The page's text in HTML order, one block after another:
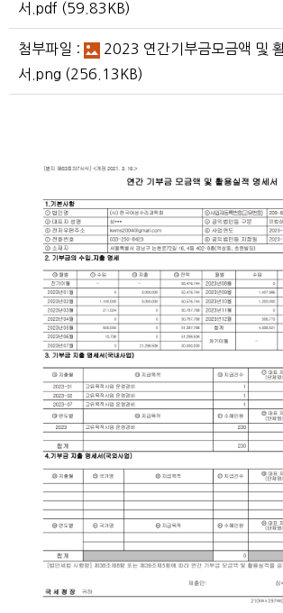
서.pdf (59.83KB)
첨부파일 :
2023 연간기부금모금액 및
서.png (256.13KB)